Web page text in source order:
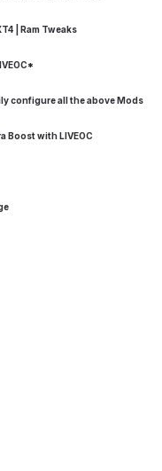
| Ram Tweaks
configure all the above Mods
Boost with LIVEOC